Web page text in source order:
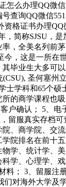
怎么办理QQ微
查询QQ微信
资格证书办理QQ
，简称SJSU，
，全美名列前
今，这是一所在
毕业生大多可
圣何塞州
士学科和65个
的商学课程也
户确认； 5、
留服真实存档
、商学院、交
院排名在前十
学、统计学、
学、心理学、
料； 3、留服注
们对海外大学及